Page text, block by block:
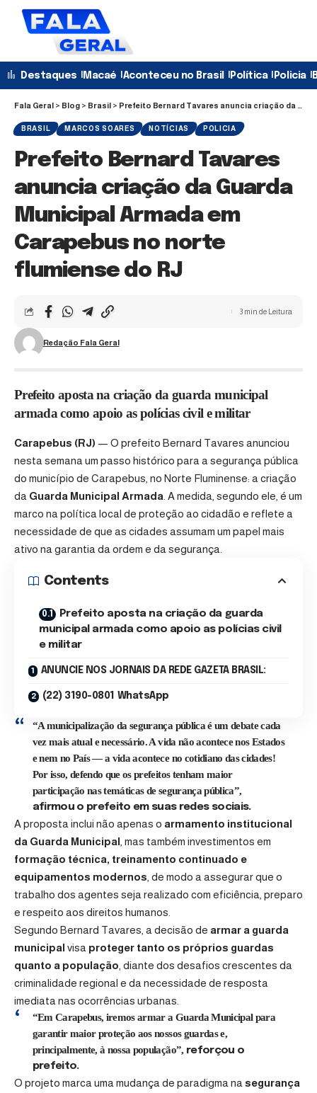
Destaques Macaé Aconteceu no Brasil Política Policia
Fala Geral > Blog > Brasil > Prefeito Bernard Tavares anuncia criação da Guarda Municipal Armada em Carapebus no norte flumiense do RJ
BRASIL MARCOS SOARES NOTÍCIAS POLICIA
Prefeito Bernard Tavares
anuncia criação da Guarda
Municipal Armada em
Carapebus no norte
flumiense do RJ
Redação Fala Geral
3 min de Leitura
Prefeito aposta na criação da guarda municipal
armada como apoio as polícias civil e militar
Carapebus (RJ) — O prefeito Bernard Tavares anunciou
nesta semana um passo histórico para a segurança pública
do município de Carapebus, no Norte Fluminense: a criação
da Guarda Municipal Armada . A medida, segundo ele, é um
marco na política local de proteção ao cidadão e reflete a
necessidade de que as cidades assumam um papel mais
ativo na garantia da ordem e da segurança.
Contents
Prefeito aposta na criação da guarda
municipal armada como apoio as polícias civil
e militar
ANUNCIE NOS JORNAIS DA REDE GAZETA BRASIL:
(22) 3190-0801 WhatsApp
“A municipalização da segurança pública é um debate cada
vez mais atual e necessário. A vida não acontece nos Estados
e nem no País — a vida acontece no cotidiano das cidades!
Por isso, defendo que os prefeitos tenham maior
participação nas temáticas de segurança pública”,
afirmou o prefeito em suas redes sociais.
A proposta inclui não apenas o armamento institucional
da Guarda Municipal , mas também investimentos em
formação técnica, treinamento continuado e
equipamentos modernos , de modo a assegurar que o
trabalho dos agentes seja realizado com eficiência, preparo
e respeito aos direitos humanos.
Segundo Bernard Tavares, a decisão de armar a guarda
municipal visa proteger tanto os próprios guardas
quanto a população , diante dos desafios crescentes da
criminalidade regional e da necessidade de resposta
imediata nas ocorrências urbanas.
“Em Carapebus, iremos armar a Guarda Municipal para
garantir maior proteção aos nossos guardas e,
principalmente, à nossa população”, reforçou o
prefeito.
O projeto marca uma mudança de paradigma na segurança